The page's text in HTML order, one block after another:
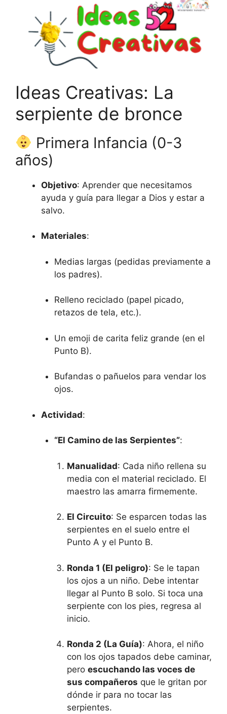
Ideas Creativas: La
serpiente de bronce
Primera Infancia (0-3
años)
Objetivo: Aprender que necesitamos
ayuda y guía para llegar a Dios y estar a
salvo.
Materiales:
Medias largas (pedidas previamente a
los padres).
Relleno reciclado (papel picado,
retazos de tela, etc.).
Un emoji de carita feliz grande (en el
Punto B).
Bufandas o pañuelos para vendar los
ojos.
Actividad:
“El Camino de las Serpientes”:
Manualidad: Cada niño rellena su
media con el material reciclado. El
maestro las amarra firmemente.
El Circuito: Se esparcen todas las
serpientes en el suelo entre el
Punto A y el Punto B.
Ronda 1 (El peligro): Se le tapan
los ojos a un niño. Debe intentar
llegar al Punto B solo. Si toca una
serpiente con los pies, regresa al
inicio.
Ronda 2 (La Guía): Ahora, el niño
con los ojos tapados debe caminar,
pero escuchando las voces de
sus compañeros que le gritan por
dónde ir para no tocar las
serpientes.